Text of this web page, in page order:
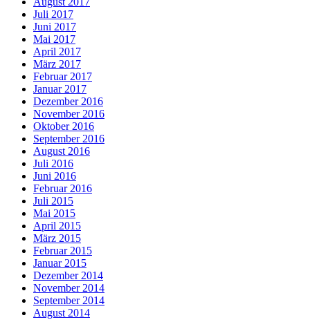
Juli 2017
Juni 2017
Mai 2017
April 2017
März 2017
Februar 2017
Januar 2017
Dezember 2016
November 2016
Oktober 2016
September 2016
August 2016
Juli 2016
Juni 2016
Februar 2016
Juli 2015
Mai 2015
April 2015
März 2015
Februar 2015
Januar 2015
Dezember 2014
November 2014
September 2014
August 2014